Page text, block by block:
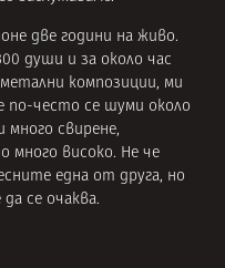
две години на живо.
души и за около час
композиции, ми
по-често се шуми около
много свирене,
много високо. Не че
една от друга, но
се очаква.